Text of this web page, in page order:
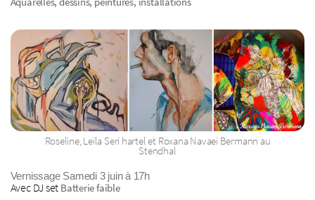
Roseline, Leïla Seri hartel et Roxana Navaei Bermann au
Stendhal
Vernissage Samedi 3 juin à 17h
Avec DJ set Batterie faible